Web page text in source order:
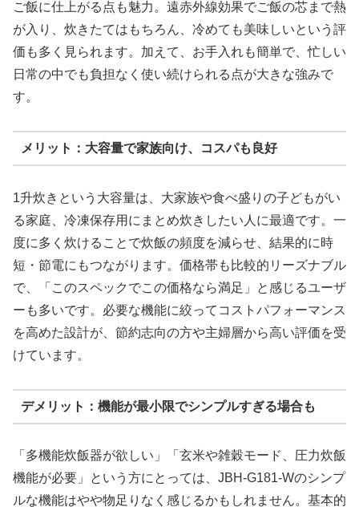
ご飯に仕上がる点も魅力。遠赤外線効果でご飯の芯まで熱
が入り、炊きたてはもちろん、冷めても美味しいという評
価も多く見られます。加えて、お手入れも簡単で、忙しい
日常の中でも負担なく使い続けられる点が大きな強みで
す。
メリット：大容量で家族向け、コスパも良好
1升炊きという大容量は、大家族や食べ盛りの子どもがい
る家庭、冷凍保存用にまとめ炊きしたい人に最適です。一
度に多く炊けることで炊飯の頻度を減らせ、結果的に時
短・節電にもつながります。価格帯も比較的リーズナブル
で、「このスペックでこの価格なら満足」と感じるユーザ
ーも多いです。必要な機能に絞ってコストパフォーマンス
を高めた設計が、節約志向の方や主婦層から高い評価を受
けています。
デメリット：機能が最小限でシンプルすぎる場合も
「多機能炊飯器が欲しい」「玄米や雑穀モード、圧力炊飯
機能が必要」という方にとっては、JBH-G181-Wのシンプ
ルな機能はやや物足りなく感じるかもしれません。基本的